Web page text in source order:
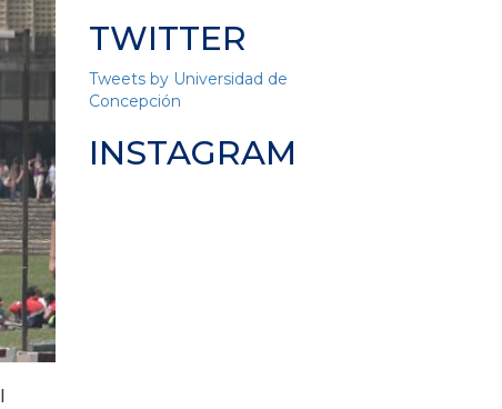
TWITTER
Tweets by Universidad de
Concepción
INSTAGRAM